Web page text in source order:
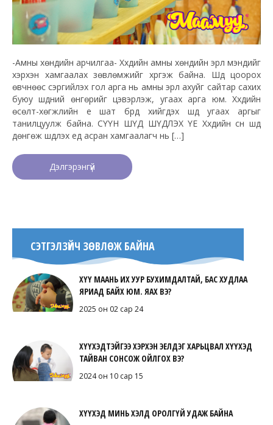
-Амны хөндийн арчилгаа- Хүүхдийн амны хөндийн эрүүл мэндийг
хэрхэн хамгаалах зөвлөмжийг хүргэж байна. Шүд цоорох
өвчнөөс сэргийлэх гол арга нь амны эрүүл ахуйг сайтар сахих
буюу шүдний өнгөрийг цэвэрлэж, угаах арга юм. Хүүхдийн
өсөлт-хөгжлийн үе шат бүрд хийгдэх шүд угаах аргыг
танилцуулж байна. СҮҮН ШҮД ШҮДЛЭХ ҮЕ Хүүхдийн сүүн шүд
дөнгөж шүдлэх үед асран хамгаалагч нь […]
Дэлгэрэнгүй
СЭТГЭЛЗҮЙЧ ЗӨВЛӨЖ БАЙНА
ХҮҮ МААНЬ ИХ УУР БУХИМДАЛТАЙ, БАС ХУДЛАА
ЯРИАД БАЙХ ЮМ. ЯАХ ВЭ?
2025 он 02 сар 24
ХҮҮХЭДТЭЙГЭЭ ХЭРХЭН ЭЕЛДЭГ ХАРЬЦВАЛ ХҮҮХЭД
ТАЙВАН СОНСОЖ ОЙЛГОХ ВЭ?
2024 он 10 сар 15
ХҮҮХЭД МИНЬ ХЭЛД ОРОЛГҮЙ УДАЖ БАЙНА